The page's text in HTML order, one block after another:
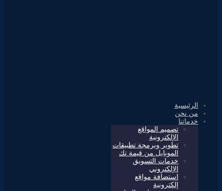
الرئيسية
من نحن
خدماتنا
تصميم المواقع
الإلكترونية
تطوير وبرمجة تطبيقات
الموبايل من قيمة تك
خدمات التسويق
الإلكتروني
استضافة مواقع
إلكترونية